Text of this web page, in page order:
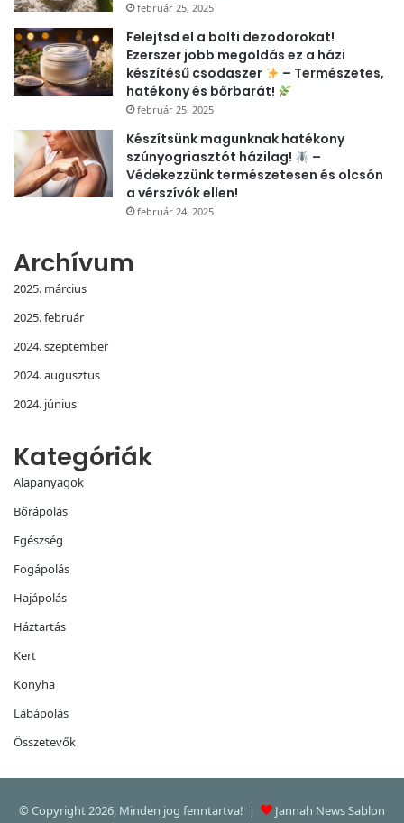
február 25, 2025
Felejtsd el a bolti dezodorokat!
Ezerszer jobb megoldás ez a házi
készítésű csodaszer
– Természetes,
hatékony és bőrbarát!
február 25, 2025
Készítsünk magunknak hatékony
szúnyogriasztót házilag!
–
Védekezzünk természetesen és olcsón
a vérszívók ellen!
február 24, 2025
Archívum
2025. március
2025. február
2024. szeptember
2024. augusztus
2024. június
Kategóriák
Alapanyagok
Bőrápolás
Egészség
Fogápolás
Hajápolás
Háztartás
Kert
Konyha
Lábápolás
Összetevők
© Copyright 2026, Minden jog fenntartva! | Jannah News Sablon